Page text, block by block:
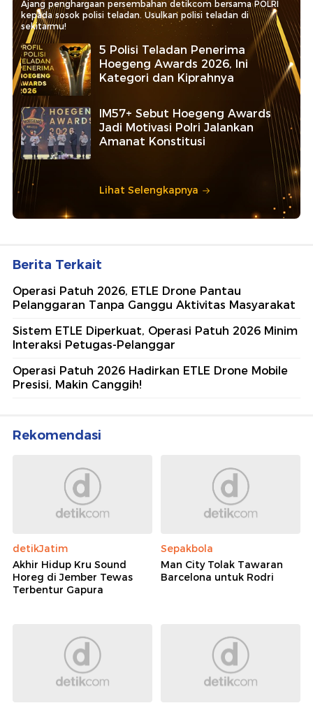
Ajang penghargaan persembahan detikcom bersama POLRI
kepada sosok polisi teladan. Usulkan polisi teladan di
sekitarmu!
5 Polisi Teladan Penerima
Hoegeng Awards 2026, Ini
Kategori dan Kiprahnya
IM57+ Sebut Hoegeng Awards
Jadi Motivasi Polri Jalankan
Amanat Konstitusi
Lihat Selengkapnya
Berita Terkait
Operasi Patuh 2026, ETLE Drone Pantau
Pelanggaran Tanpa Ganggu Aktivitas Masyarakat
Sistem ETLE Diperkuat, Operasi Patuh 2026 Minim
Interaksi Petugas-Pelanggar
Operasi Patuh 2026 Hadirkan ETLE Drone Mobile
Presisi, Makin Canggih!
Rekomendasi
detikJatim
Akhir Hidup Kru Sound
Horeg di Jember Tewas
Terbentur Gapura
Sepakbola
Man City Tolak Tawaran
Barcelona untuk Rodri